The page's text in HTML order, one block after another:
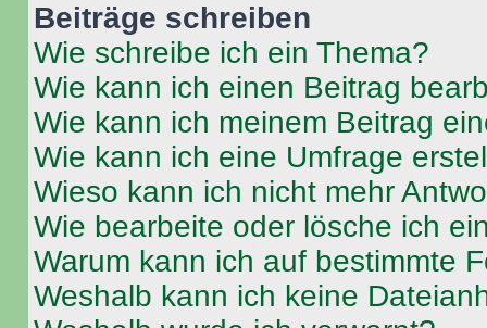
Beiträge schreiben
Wie schreibe ich ein Thema?
Wie kann ich einen Beitrag
Wie kann ich meinem Beitrag
Wie kann ich eine Umfrage
Wieso kann ich nicht mehr
Wie bearbeite oder lösche ich
Warum kann ich auf bestimmte
Weshalb kann ich keine